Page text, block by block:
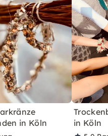
in Köln
in Köln